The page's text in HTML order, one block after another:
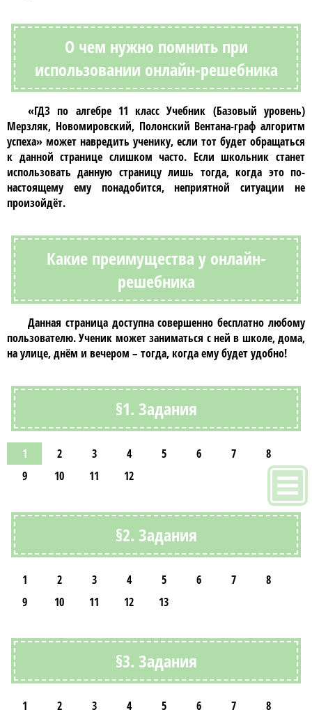
О чем нужно помнить при
использовании онлайн-решебника
«ГДЗ по алгебре 11 класс Учебник (Базовый уровень)
Мерзляк, Новомировский, Полонский Вентана-граф алгоритм
успеха» может навредить ученику, если тот будет обращаться
к данной странице слишком часто. Если школьник станет
использовать данную страницу лишь тогда, когда это по-
настоящему ему понадобится, неприятной ситуации не
произойдёт.
Какие преимущества у онлайн-
решебника
Данная страница доступна совершенно бесплатно любому
пользователю. Ученик может заниматься с ней в школе, дома,
на улице, днём и вечером – тогда, когда ему будет удобно!
§1. Задания
1 2 3 4 5 6 7
8
9
10 11 12
§2. Задания
1 2 3 4 5 6 7
8
9
10 11 12 13
§3. Задания
1 2 3 4 5 6 7
8